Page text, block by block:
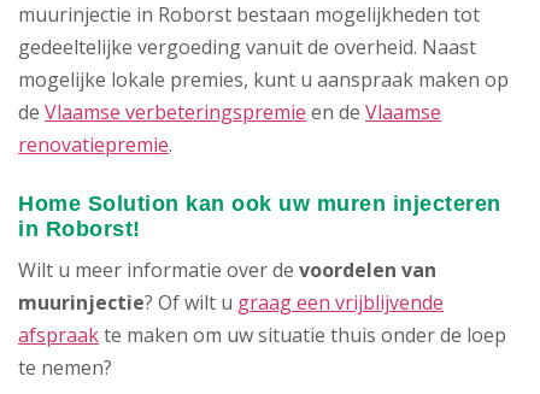
muurinjectie in Roborst bestaan mogelijkheden tot
gedeeltelijke vergoeding vanuit de overheid. Naast
mogelijke lokale premies, kunt u aanspraak maken op
de Vlaamse verbeteringspremie en de Vlaamse
renovatiepremie.
Home Solution kan ook uw muren injecteren
in Roborst!
Wilt u meer informatie over de voordelen van
muurinjectie? Of wilt u graag een vrijblijvende
afspraakte maken om uw situatie thuis onder de loep
te nemen?